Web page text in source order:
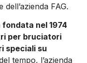
FAG.
fondata nel 1974
per bruciatori
speciali su
tempo, l’azienda